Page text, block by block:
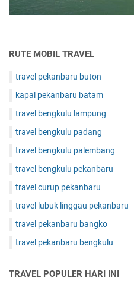
RUTE MOBIL TRAVEL
travel pekanbaru buton
kapal pekanbaru batam
travel bengkulu lampung
travel bengkulu padang
travel bengkulu palembang
travel bengkulu pekanbaru
travel curup pekanbaru
travel lubuk linggau pekanbaru
travel pekanbaru bangko
travel pekanbaru bengkulu
TRAVEL POPULER HARI INI